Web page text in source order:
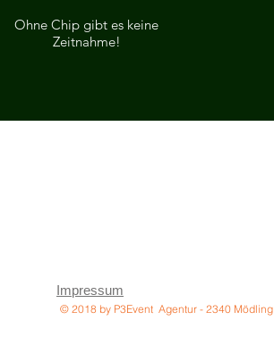
Ohne Chip gibt es keine
Zeitnahme!
Impressum
© 2018 by P3Event Agentur - 2340 Mödling